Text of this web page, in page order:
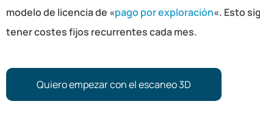
modelo de licencia de «pago por exploración«. Esto
tener costes fijos recurrentes cada mes.
Quiero empezar con el escaneo 3D